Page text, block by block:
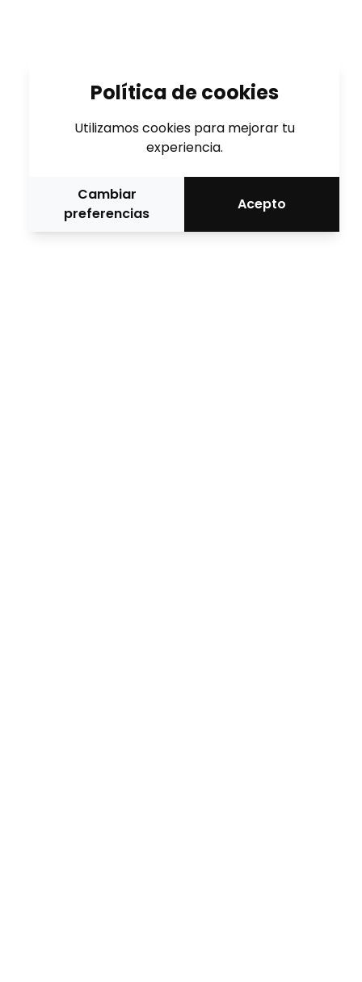
Política de cookies
Utilizamos cookies para mejorar tu
experiencia.
Cambiar
preferencias
Acepto